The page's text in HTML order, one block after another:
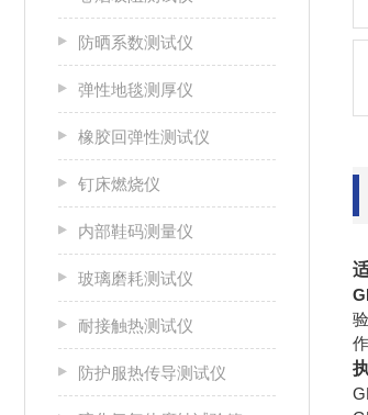
防晒系数测试仪
弹性地毯测厚仪
橡胶回弹性测试仪
钉床燃烧仪
内部鞋码测量仪
玻璃磨耗测试仪
耐接触热测试仪
防护服热传导测试仪